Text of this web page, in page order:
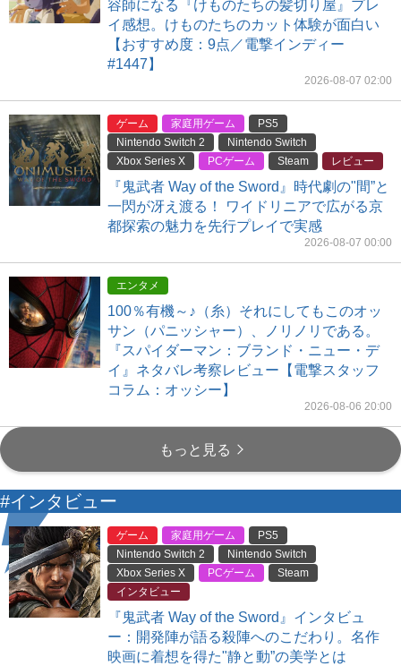
容師になる『けものたちの髪切り屋』プレ
イ感想。けものたちのカット体験が面白い
【おすすめ度：9点／電撃インディー
#1447】
2026-08-07 02:00
ゲーム 家庭用ゲーム
PS5
Nintendo Switch 2
Nintendo Switch
Xbox Series X
PCゲーム Steam レビュー
『鬼武者 Way of the Sword』時代劇の"間”と
一閃が冴え渡る！ ワイドリニアで広がる京
都探索の魅力を先行プレイで実感
2026-08-07 00:00
エンタメ
100％有機～♪（糸）それにしてもこのオッ
サン（パニッシャー）、ノリノリである。
『スパイダーマン：ブランド・ニュー・デ
イ』ネタバレ考察レビュー【電撃スタッフ
コラム：オッシー】
2026-08-06 20:00
もっと見る
#インタビュー
ゲーム 家庭用ゲーム
PS5
Nintendo Switch 2
Nintendo Switch
Xbox Series X
PCゲーム
Steam
インタビュー
『鬼武者 Way of the Sword』インタビュ
ー：開発陣が語る殺陣へのこだわり。名作
映画に着想を得た"静と動”の美学とは